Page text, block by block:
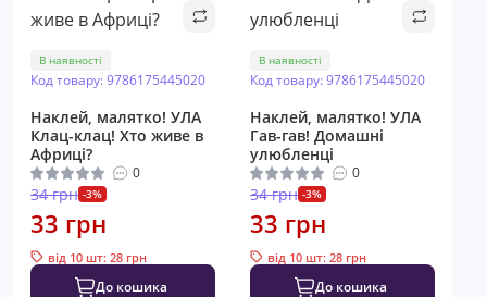
В наявності
Код товару: 9786175445020
Наклей, малятко! УЛА
Клац-клац! Хто живе в
Африці?
0
34 грн -3%
33 грн
від 10 шт: 28 грн
До кошика
В наявності
Код товару: 9786175445020
Наклей, малятко! УЛА
Гав-гав! Домашні
улюбленці
0
34 грн -3%
33 грн
від 10 шт: 28 грн
До кошика